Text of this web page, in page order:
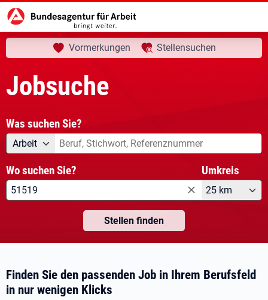
Startseite aktuelle Seite:
Jobsuche
Vormerkungen Stellensuchen
Jobsuche
Was suchen Sie?
Angebotsart
Arbeit Was suchen Sie?
Wo suchen Sie? Umkreis
25 km
Stellen finden
Finden Sie den passenden Job in Ihrem Berufsfeld
in nur wenigen Klicks